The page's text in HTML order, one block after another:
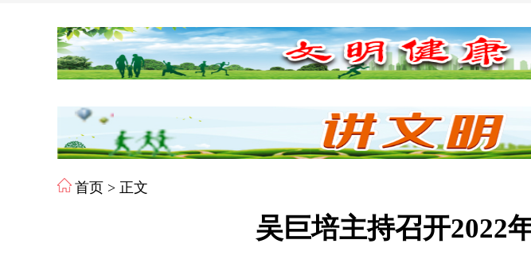
首页 > 正文
吴巨培主持召开2022